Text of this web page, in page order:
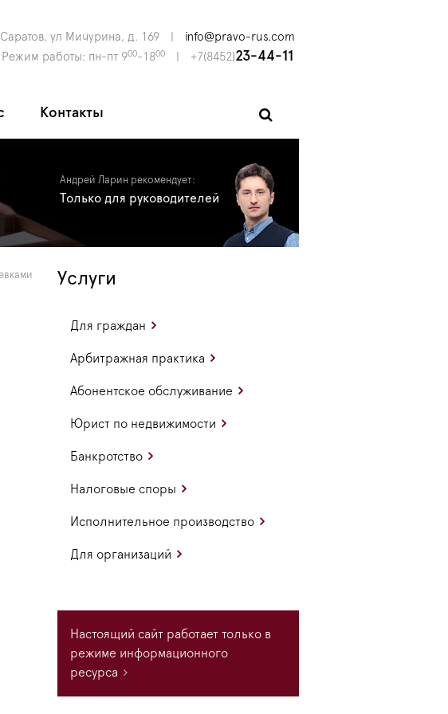
Саратов, ул Мичурина, д. 169
info@pravo-rus.com
Режим работы: пн-пт 900-1800 +7(8452)23-44-11
Контакты
Андрей Ларин рекомендует:
Только для руководителей
Услуги
Для граждан
Арбитражная практика
Абонентское обслуживание
Юрист по недвижимости
Банкротство
Налоговые споры
Исполнительное производство
Для организаций
Настоящий сайт работает только в
режиме информационного
ресурса